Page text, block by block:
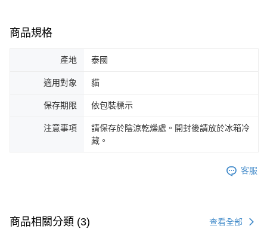
商品規格
產地 泰國
適用對象 貓
保存期限 依包裝標示
注意事項
請保存於陰涼乾燥處。開封後請放於冰箱冷
藏。
客服
商品相關分類 (3) 查看全部